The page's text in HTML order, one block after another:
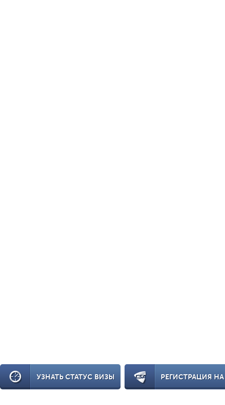
УЗНАТЬ СТАТУС ВИЗЫ РЕГИСТРАЦИЯ НА